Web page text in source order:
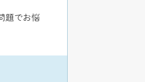
題でお悩